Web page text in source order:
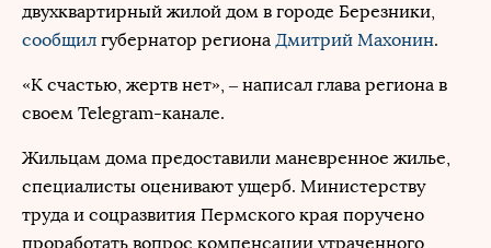
двухквартирный жилой дом в городе Березники,
сообщил губернатор региона Дмитрий Махонин.
«К счастью, жертв нет», – написал глава региона в
своем Telegram-канале.
Жильцам дома предоставили маневренное жилье,
специалисты оценивают ущерб. Министерству
труда и соцразвития Пермского края поручено
проработать вопрос компенсации утраченного